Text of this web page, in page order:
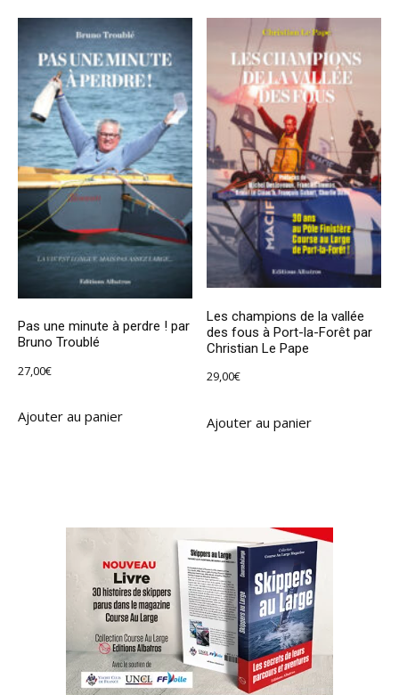
Pas une minute à perdre ! par
Bruno Troublé
27,00€
Ajouter au panier
Les champions de la vallée
des fous à Port-la-Forêt par
Christian Le Pape
29,00€
Ajouter au panier